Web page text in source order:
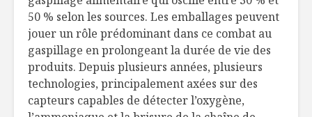
50 % selon les sources. Les emballages peuvent
jouer un rôle prédominant dans ce combat au
gaspillage en prolongeant la durée de vie des
produits. Depuis plusieurs années, plusieurs
technologies, principalement axées sur des
capteurs capables de détecter l’oxygène,